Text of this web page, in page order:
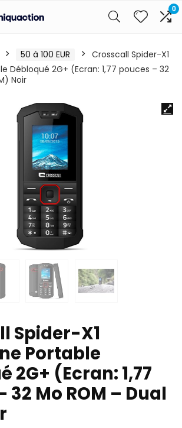
0
50 à 100 EUR
Crosscall Spider-X1
Débloqué 2G+ (Ecran: 1,77 pouces – 32
Noir
Spider-X1
Portable
2G+ (Ecran: 1,77
32 Mo ROM – Dual